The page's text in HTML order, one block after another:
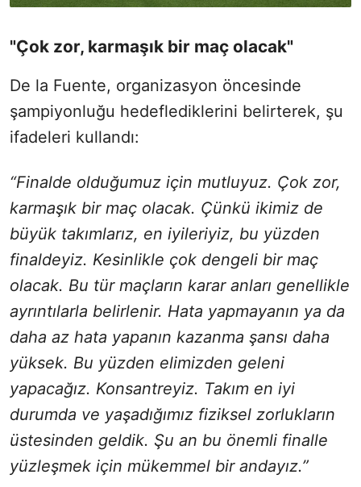
"Çok zor, karmaşık bir maç olacak"
De la Fuente, organizasyon öncesinde
şampiyonluğu hedeflediklerini belirterek, şu
ifadeleri kullandı:
“Finalde olduğumuz için mutluyuz. Çok zor,
karmaşık bir maç olacak. Çünkü ikimiz de
büyük takımlarız, en iyileriyiz, bu yüzden
finaldeyiz. Kesinlikle çok dengeli bir maç
olacak. Bu tür maçların karar anları genellikle
ayrıntılarla belirlenir. Hata yapmayanın ya da
daha az hata yapanın kazanma şansı daha
yüksek. Bu yüzden elimizden geleni
yapacağız. Konsantreyiz. Takım en iyi
durumda ve yaşadığımız fiziksel zorlukların
üstesinden geldik. Şu an bu önemli finalle
yüzleşmek için mükemmel bir andayız.”